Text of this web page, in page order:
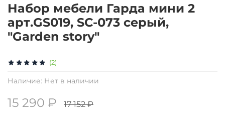
(2)
Наличие: Нет в наличии
Набор мебели Гарда мини 2
арт.GS019, SC-073 серый,
"Garden story"
15 290 ₽ 17 152 ₽